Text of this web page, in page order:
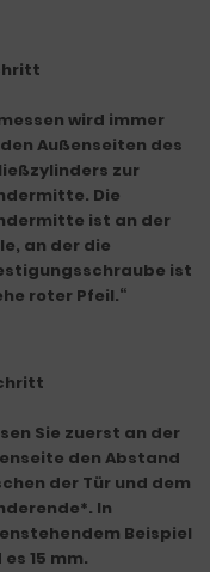
wird immer
Außenseiten des
zur
Die
ist an der
an der die
ist
roter Pfeil.
Sie zuerst an der
den Abstand
der Tür und dem
In
Beispiel
15 mm.